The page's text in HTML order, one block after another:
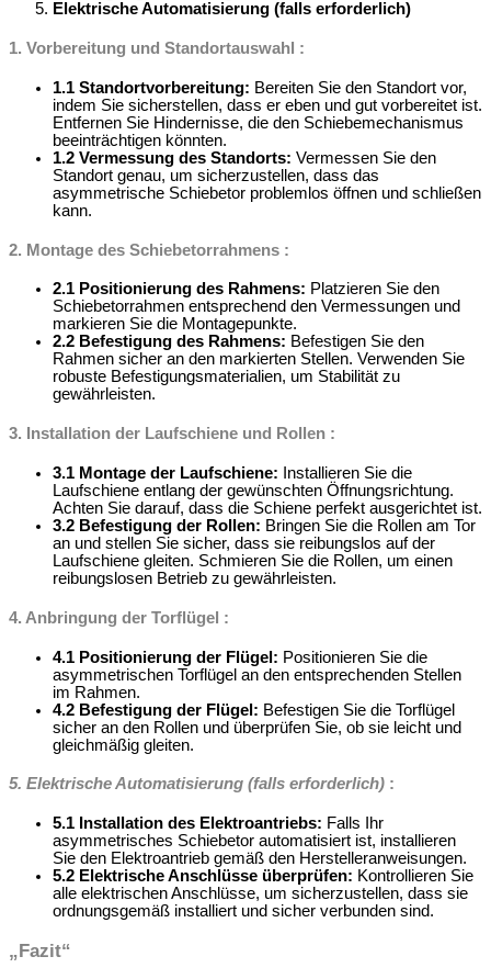
Elektrische Automatisierung (falls erforderlich)
1. Vorbereitung und Standortauswahl :
1.1 Standortvorbereitung: Bereiten Sie den Standort vor,
indem Sie sicherstellen, dass er eben und gut vorbereitet ist.
Entfernen Sie Hindernisse, die den Schiebemechanismus
beeinträchtigen könnten.
1.2 Vermessung des Standorts: Vermessen Sie den
Standort genau, um sicherzustellen, dass das
asymmetrische Schiebetor problemlos öffnen und schließen
kann.
2. Montage des Schiebetorrahmens :
2.1 Positionierung des Rahmens: Platzieren Sie den
Schiebetorrahmen entsprechend den Vermessungen und
markieren Sie die Montagepunkte.
2.2 Befestigung des Rahmens: Befestigen Sie den
Rahmen sicher an den markierten Stellen. Verwenden Sie
robuste Befestigungsmaterialien, um Stabilität zu
gewährleisten.
3. Installation der Laufschiene und Rollen :
3.1 Montage der Laufschiene: Installieren Sie die
Laufschiene entlang der gewünschten Öffnungsrichtung.
Achten Sie darauf, dass die Schiene perfekt ausgerichtet ist.
3.2 Befestigung der Rollen: Bringen Sie die Rollen am Tor
an und stellen Sie sicher, dass sie reibungslos auf der
Laufschiene gleiten. Schmieren Sie die Rollen, um einen
reibungslosen Betrieb zu gewährleisten.
4. Anbringung der Torflügel :
4.1 Positionierung der Flügel: Positionieren Sie die
asymmetrischen Torflügel an den entsprechenden Stellen
im Rahmen.
4.2 Befestigung der Flügel: Befestigen Sie die Torflügel
sicher an den Rollen und überprüfen Sie, ob sie leicht und
gleichmäßig gleiten.
5. Elektrische Automatisierung (falls erforderlich) :
5.1 Installation des Elektroantriebs: Falls Ihr
asymmetrisches Schiebetor automatisiert ist, installieren
Sie den Elektroantrieb gemäß den Herstelleranweisungen.
5.2 Elektrische Anschlüsse überprüfen: Kontrollieren Sie
alle elektrischen Anschlüsse, um sicherzustellen, dass sie
ordnungsgemäß installiert und sicher verbunden sind.
„Fazit“